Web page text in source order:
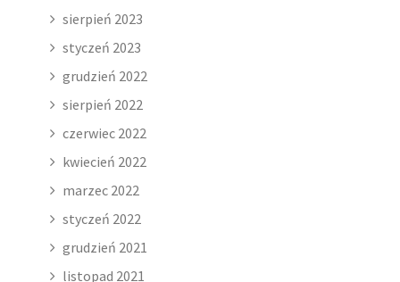
sierpień 2023
styczeń 2023
grudzień 2022
sierpień 2022
czerwiec 2022
kwiecień 2022
marzec 2022
styczeń 2022
grudzień 2021
listopad 2021